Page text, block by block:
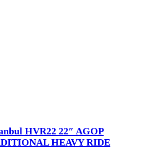
HVR22 22″ AGOP
HEAVY RIDE